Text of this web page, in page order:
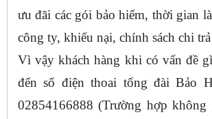
ưu đãi các gói bảo hiểm, thời gian
công ty, khiếu nại, chính sách chi
Vì vậy khách hàng khi có vấn đề
đến số điện thoai tổng đài Bảo
02854166888 (Trường hợp không